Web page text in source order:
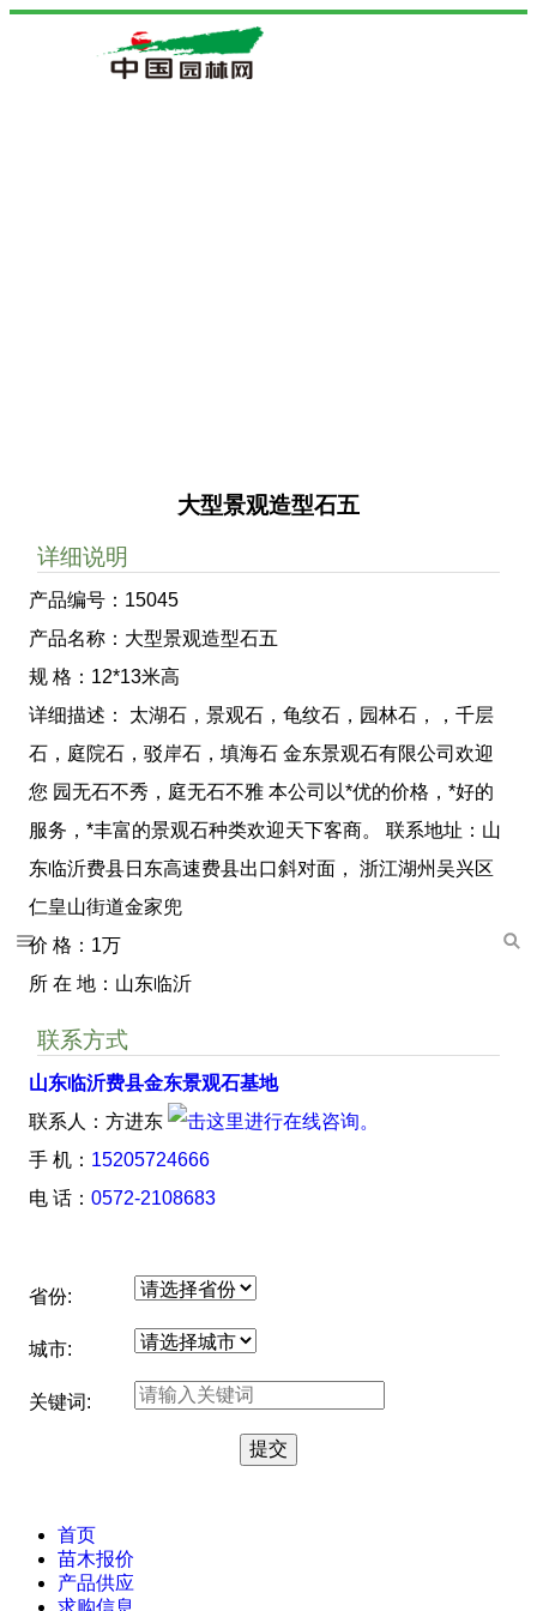
大型景观造型石五
详细说明
产品编号：15045
产品名称：大型景观造型石五
规 格：12*13米高
详细描述： 太湖石，景观石，龟纹石，园林石，，千层
石，庭院石，驳岸石，填海石 金东景观石有限公司欢迎
您 园无石不秀，庭无石不雅 本公司以*优的价格，*好的
服务，*丰富的景观石种类欢迎天下客商。 联系地址：山
东临沂费县日东高速费县出口斜对面， 浙江湖州吴兴区
仁皇山街道金家兜
价 格：1万
所 在 地：山东临沂
联系方式
山东临沂费县金东景观石基地
联系人：方进东
手 机： 15205724666
电 话： 0572-2108683
省份:
城市:
关键词:
首页
苗木报价
产品供应